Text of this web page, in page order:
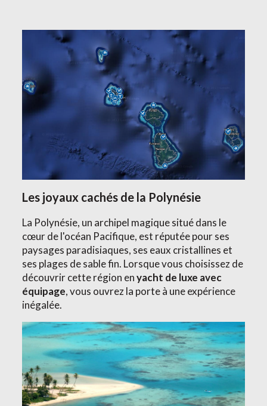
Les joyaux cachés de la Polynésie
La Polynésie, un archipel magique situé dans le
cœur de l'océan Pacifique, est réputée pour ses
paysages paradisiaques, ses eaux cristallines et
ses plages de sable fin. Lorsque vous choisissez de
découvrir cette région enyacht de luxe avec
équipage, vous ouvrez la porte à une expérience
inégalée.